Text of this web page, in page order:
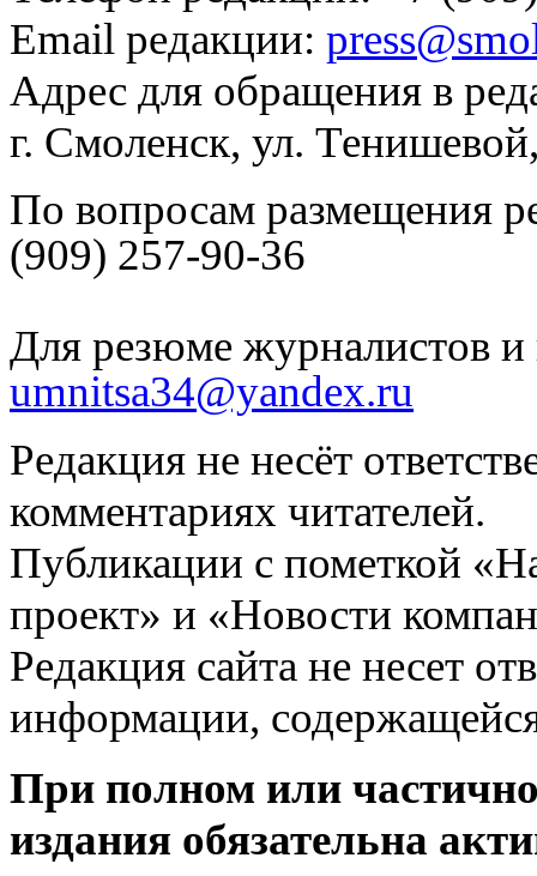
Email редакции:
Адрес для обращения в
г. Смоленск, ул.
По вопросам размещения
(909) 257-90-36
Для резюме журналистов и
umnitsa34@yandex.ru
Редакция не несёт
комментариях читателей.
Публикации с пометкой
проект» и «Новости
Редакция сайта не несет
информации,
При полном или
издания обязательна